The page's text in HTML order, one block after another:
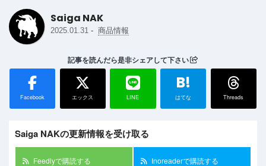
Saiga NAK
2025.01.31 - 商品情報
記事を読んだら是非シェアして下さい
Facebook エックス LINE
B!
はてな Threads
Saiga NAKの更新情報を受け取る
Feedlyで購読する Inoreaderで購読する